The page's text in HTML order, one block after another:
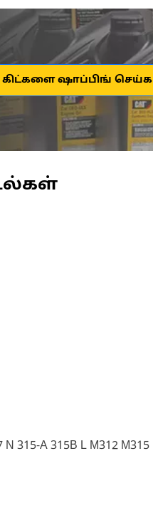
கிட்களை ஷாப்பிங் செய்க
315-A 315B L M312 M315